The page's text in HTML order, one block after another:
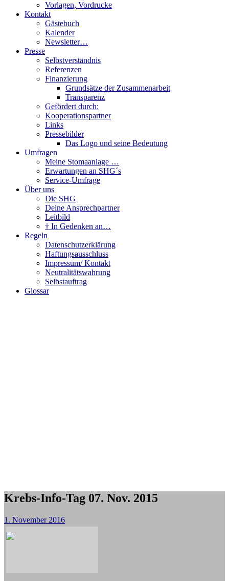
Vorlagen, Vordrucke
Kontakt
Gästebuch
Kalender
Newsletter…
Presse
Selbstverständnis
Referenzen
Finanzierung
Grundsätze der Zusammenarbeit
Transparenz
Gefördert durch:
Kooperationspartner
Links
Pressebilder
Das Logo und seine Bedeutung
Umfragen
Meine Stomaanlage …
Erwartungen an SHG´s
Service-Umfrage
Über uns
Die SHG
Deine Ansprechpartner
Leitbild
† In Gedenken an…
Regeln
Datenschutzerklärung
Haftungsausschluss
Impressum/ Kontakt
Neutralitätswahrung
Selbstauftrag
Glossar
Krebs-Info-Tag 07. Nov. 2015
1. November 2016